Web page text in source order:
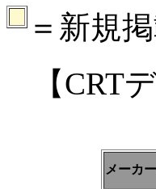
＝新規
【CRT
メーカ